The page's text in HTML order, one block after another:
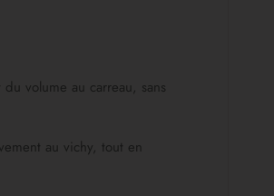
volume au carreau, sans
au vichy, tout en